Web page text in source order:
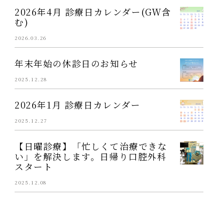
2026年4月 診療日カレンダー(GW含
む)
2026.03.26
年末年始の休診日のお知らせ
2025.12.28
2026年1月 診療日カレンダー
2025.12.27
【日曜診療】「忙しくて治療できな
い」を解決します。日帰り口腔外科
スタート
2025.12.08